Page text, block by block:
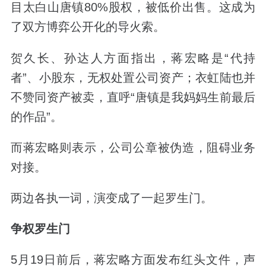
目太白山唐镇80%股权，被低价出售。这成为
了双方博弈公开化的导火索。
贺久长、孙达人方面指出，蒋宏略是“代持
者”、小股东，无权处置公司资产；衣虹陆也并
不赞同资产被卖，直呼“唐镇是我妈妈生前最后
的作品”。
而蒋宏略则表示，公司公章被伪造，阻碍业务
对接。
两边各执一词，演变成了一起罗生门。
争权罗生门
5月19日前后，蒋宏略方面发布红头文件，声